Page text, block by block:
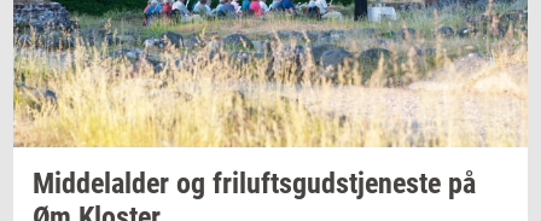
Mid­delal­der og fril­ufts­gud­stje­ne­ste på